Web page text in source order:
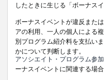
したときに生じる「ボーナス
ボーナスイベントが違反また
アの利用、一人の個人による
別プログラム紹介料を支払い
かについて判断します。
アソシエイト・プログラム参
ーナスイベントに関連する場